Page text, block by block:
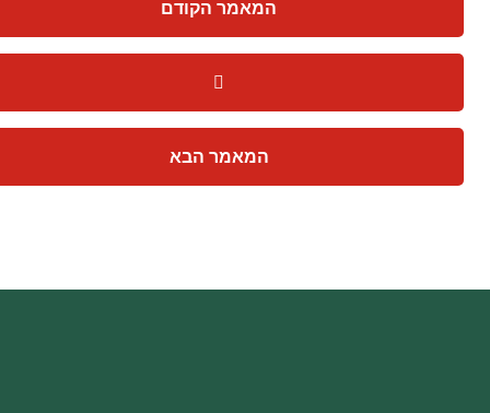
המאמר הקודם
המאמר הבא